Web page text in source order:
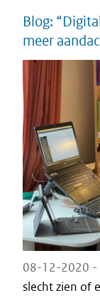
Blog:
meer
08-12-2020 -
slecht zien of